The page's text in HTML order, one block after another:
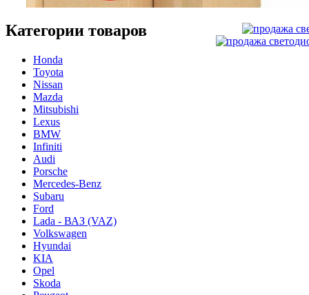
Категории товаров
Honda
Toyota
Nissan
Mazda
Mitsubishi
Lexus
BMW
Infiniti
Audi
Porsche
Mercedes-Benz
Subaru
Ford
Lada - ВАЗ (VAZ)
Volkswagen
Hyundai
KIA
Opel
Skoda